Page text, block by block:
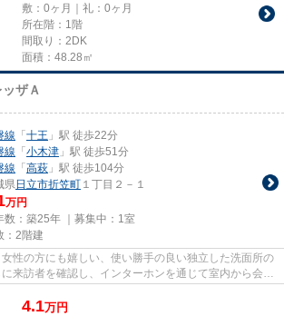
敷：0ヶ月｜礼：0ヶ月
所在階：1階
間取り：2DK
面積：48.28㎡
ザＡ
線 「十王 」駅 徒歩22分
線 「小木津 」駅 徒歩51分
線 「高萩 」駅 徒歩104分
県 日立市折笠町 １丁目２－１
万円
数：築25年 ｜募集中： 1室
：2階建
性の方にも嬉しい、使い勝手の良い独立した洗面所の
来訪者を確認し、インターホンを通じて室内から会話
生活...
4.1万円